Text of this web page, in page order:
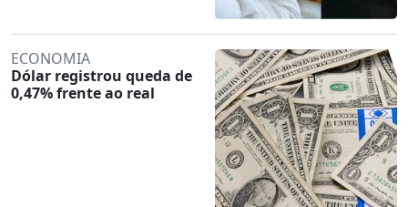
ECONOMIA
Dólar registrou queda de
0,47% frente ao real